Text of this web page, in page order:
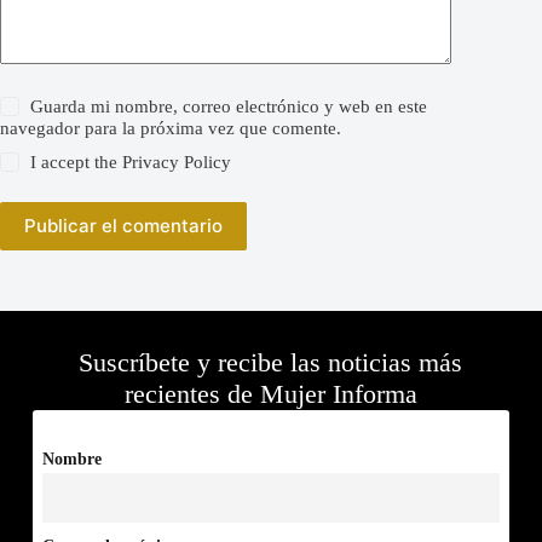
Guarda mi nombre, correo electrónico y web en este
navegador para la próxima vez que comente.
I accept thePrivacy Policy
Publicar el comentario
Suscríbete y recibe las noticias más
recientes de Mujer Informa
Nombre